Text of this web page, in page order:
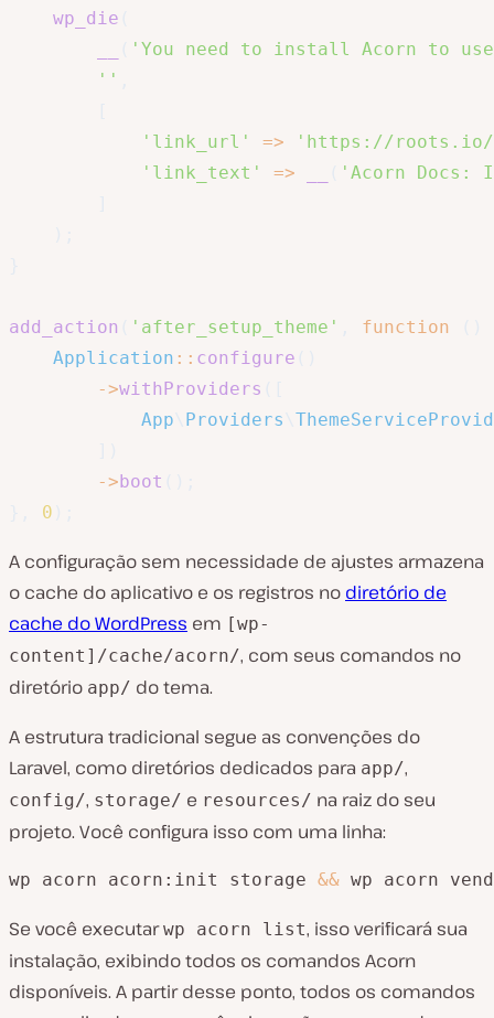
wp_die
'You need to install Acorn to
''
'link_url'
=>
'https://roots.io/
'link_text'
=>
'Acorn
add_action 'after_setup_theme' function
Application :: configure
->withProviders
App
Providers
->boot
0
A configuração sem necessidade de ajustes armazena
o cache do aplicativo e os registros no diretório de
cache do WordPress em [wp-
content]/cache/acorn/, com seus comandos no
diretório app/ do tema.
A estrutura tradicional segue as convenções do
Laravel, como diretórios dedicados para app/,
config/, storage/ e resources/ na raiz do seu
projeto. Você configura isso com uma linha:
wp acorn acorn:init storage && wp acorn
Se você executarwp acorn list, isso verificará sua
instalação, exibindo todos os comandos Acorn
disponíveis. A partir desse ponto, todos os comandos